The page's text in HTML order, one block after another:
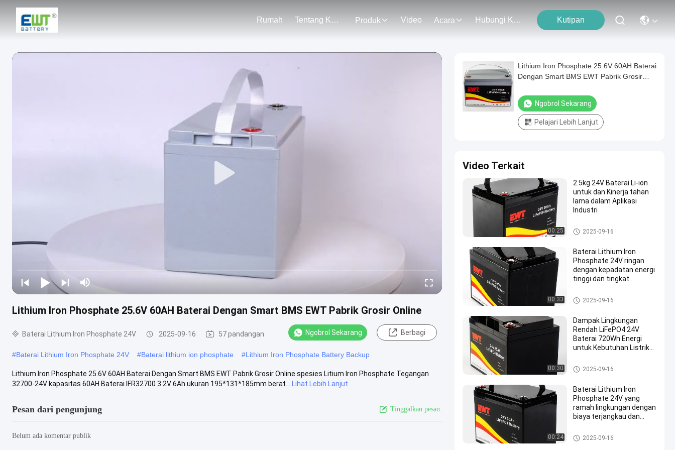
Rumah Tentang Kami Produk Video Acara Hubungi Kami Kutipan
Lithium Iron Phosphate 25.6V 60AH Baterai Dengan Smart BMS EWT Pabrik Grosir Online
Baterai Lithium Iron Phosphate 24V 2025-09-16 57 pandangan Ngobrol Sekarang Berbagi
#Baterai Lithium Iron Phosphate 24V #Baterai lithium ion phosphate #Lithium Iron Phosphate Battery Backup
Lithium Iron Phosphate 25.6V 60AH Baterai Dengan Smart BMS EWT Pabrik Grosir Online spesies Litium Iron Phosphate Tegangan
32700-24V kapasitas 60AH Baterai IFR32700 3.2V 6Ah ukuran 195*131*185mm berat...
Lihat Lebih Lanjut
Pesan dari pengunjung Tinggalkan pesan.
Belum ada komentar publik
Lithium Iron Phosphate 25.6V 60AH Baterai
Dengan Smart BMS EWT Pabrik Grosir
Ngobrol Sekarang
Pelajari Lebih Lanjut
Video Terkait
00:25
2.5kg 24V Baterai Li-ion
untuk dan Kinerja tahan
lama dalam Aplikasi
Industri
Baterai Lithium Iron Phosphat
e 24V
2025-09-16
00:33
Baterai Lithium Iron
Phosphate 24V ringan
dengan kepadatan energi
tinggi dan tingkat
Baterai Lithium Iron Phosphat
e 24V
2025-09-16
00:30
Dampak Lingkungan
Rendah LiFePO4 24V
Baterai 720Wh Energi
untuk Kebutuhan Listrik
Baterai Lithium Iron Phosphat
e 24V
2025-09-16
00:24
Baterai Lithium Iron
Phosphate 24V yang
ramah lingkungan dengan
biaya terjangkau dan
Baterai Lithium Iron Phosphat
e 24V
2025-09-16